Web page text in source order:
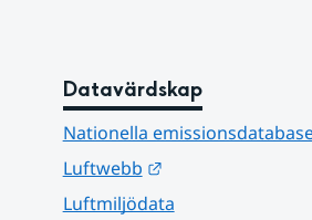
Datavärdskap
Nationella
Luftwebb
Länk till annan
Luftmiljödata